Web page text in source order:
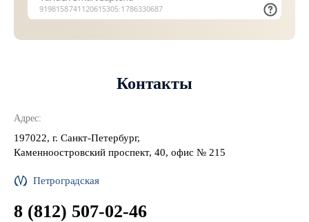
Контакты
Адрес:
197022, г. Санкт-Петербург,
Каменноостровский проспект, 40, офис № 215
Петроградская
8 (812) 507-02-46